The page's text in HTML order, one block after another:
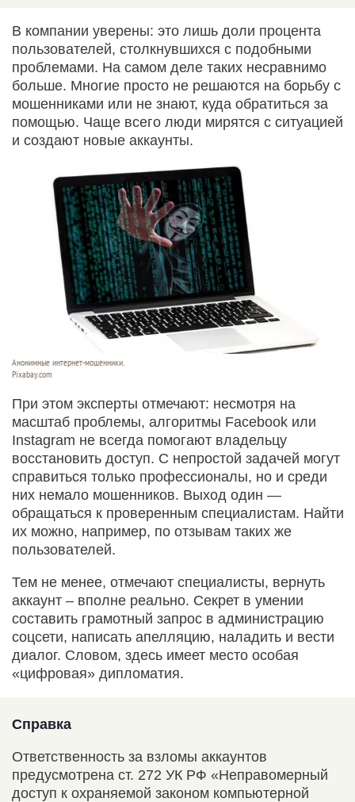
В компании уверены: это лишь доли процента
пользователей, столкнувшихся с подобными
проблемами. На самом деле таких несравнимо
больше. Многие просто не решаются на борьбу с
мошенниками или не знают, куда обратиться за
помощью. Чаще всего люди мирятся с ситуацией
и создают новые аккаунты.
Анонимные интернет-мошенники.
Pixabay.com
При этом эксперты отмечают: несмотря на
масштаб проблемы, алгоритмы Facebook или
Instagram не всегда помогают владельцу
восстановить доступ. С непростой задачей могут
справиться только профессионалы, но и среди
них немало мошенников. Выход один —
обращаться к проверенным специалистам. Найти
их можно, например, по отзывам таких же
пользователей.
Тем не менее, отмечают специалисты, вернуть
аккаунт – вполне реально. Секрет в умении
составить грамотный запрос в администрацию
соцсети, написать апелляцию, наладить и вести
диалог. Словом, здесь имеет место особая
«цифровая» дипломатия.
Справка
Ответственность за взломы аккаунтов
предусмотрена ст. 272 УК РФ «Неправомерный
доступ к охраняемой законом компьютерной